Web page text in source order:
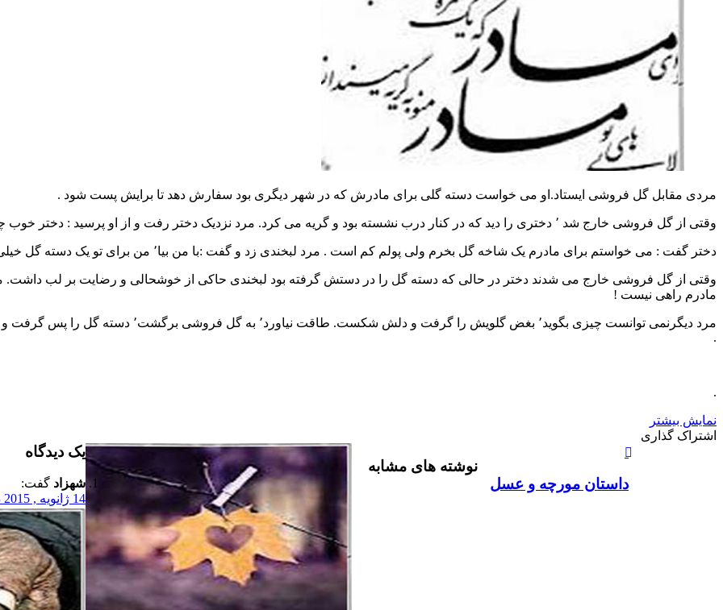
مردی مقابل گل فروشی ایستاد.او می خواست دسته گلی برای مادرش که در شهر دیگری بود سفارش دهد تا برایش پست شود .
وقتی از گل فروشی خارج شد ٬ دختری را دید که در کنار درب نشسته بود و گریه می کرد. مرد نزدیک دختر رفت و از او پرسید : دختر خوب چرا گریه می کنی ؟
دختر گفت : می خواستم برای مادرم یک شاخه گل بخرم ولی پولم کم است . مرد لبخندی زد و گفت :با من بیا٬ من برای تو یک دسته گل خیلی قشنگ می خرم تا آن را به مادرت بدهی .
وقتی از گل فروشی خارج می شدند دختر در حالی که دسته گل را در دستش گرفته بود لبخندی حاکی از خوشحالی و رضایت بر لب داشت.
مادرم راهی نیست !
.
.
نمایش بیشتر
اشتراک گذاری
بوک
آپ
گذاری
طریق
داستان مورچه و عسل
نوشته های مشابه
یک دیدگاه
شهزاد گفت: